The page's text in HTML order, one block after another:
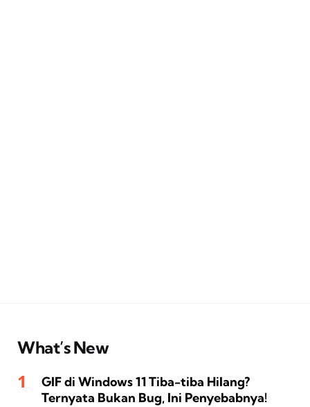
What’s New
GIF di Windows 11 Tiba-tiba Hilang?
Ternyata Bukan Bug, Ini Penyebabnya!